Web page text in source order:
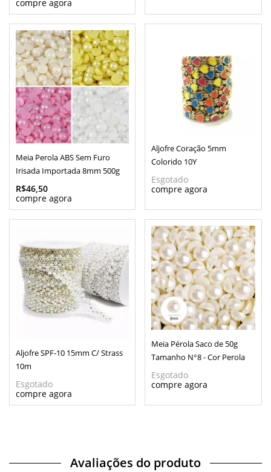
Meia Perola ABS Sem Furo
Irisada Importada 8mm 500g
R$46,50
Aljofre Coração 5mm
Colorido 10Y
Esgotado
Aljofre SPF-10 15mm C/ Strass
10m
Esgotado
Meia Pérola Saco de 50g
Tamanho N°8 - Cor Perola
Esgotado
Avaliações do produto